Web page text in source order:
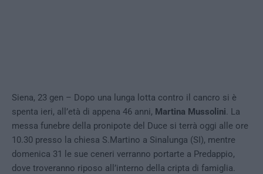
Siena, 23 gen – Dopo una lunga lotta contro il cancro si è
spenta ieri, all’età di appena 46 anni, Martina Mussolini. La
messa funebre della pronipote del Duce si terrà oggi alle ore
10.30 presso la chiesa S.Martino a Sinalunga (SI), mentre
domenica 31 le sue ceneri verranno portarte a Predappio,
dove troveranno riposo all’interno della cripta di famiglia.